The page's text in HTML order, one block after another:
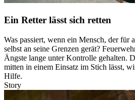
Ein Retter lässt sich retten
Was passiert, wenn ein Mensch, der für
selbst an seine Grenzen gerät?
Ängste lange unter Kontrolle gehalten.
mitten in einem Einsatz im Stich lässt,
Hilfe.
Story